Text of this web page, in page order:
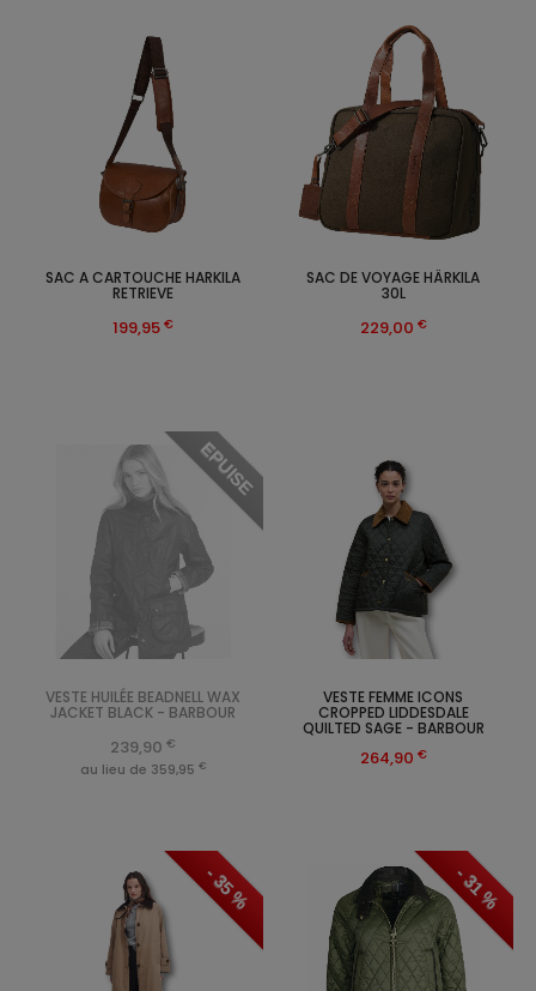
SAC A CARTOUCHE HARKILA
RETRIEVE
199,95 €
- 31 %
SAC DE VOYAGE HÄRKILA
30L
229,00 €
EPUISE
VESTE HUILÉE BEADNELL WAX
JACKET BLACK - BARBOUR
239,90 €
au lieu de 359,95 €
- 35 %
VESTE FEMME ICONS
CROPPED LIDDESDALE
QUILTED SAGE - BARBOUR
264,90 €